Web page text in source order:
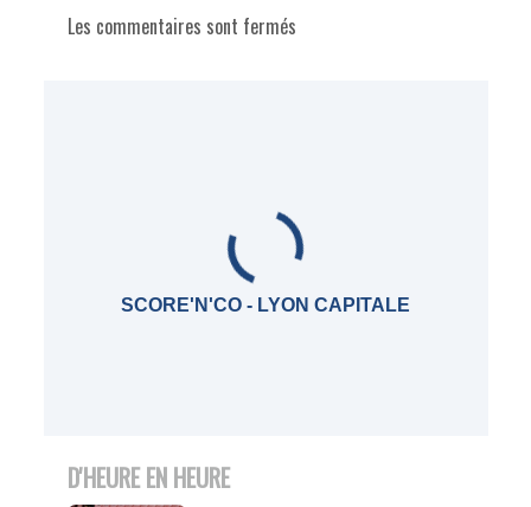
Les commentaires sont fermés
SCORE'N'CO - LYON CAPITALE
D'HEURE EN HEURE